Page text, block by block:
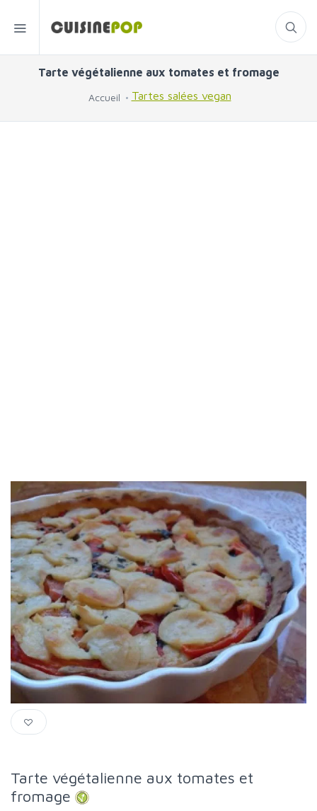
Tarte végétalienne aux tomates et fromage
Accueil Tartes salées vegan
Tarte végétalienne aux tomates et
fromage